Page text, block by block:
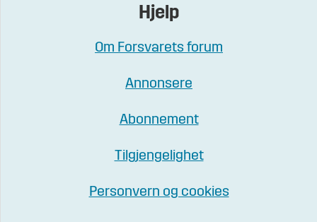
Hjelp
Om Forsvarets forum
Annonsere
Abonnement
Tilgjengelighet
Personvern og cookies